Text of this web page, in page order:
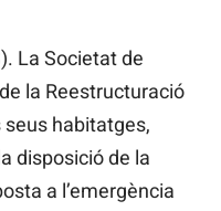
La Societat de
la Reestructuració
seus habitatges,
disposició de la
a l’emergència